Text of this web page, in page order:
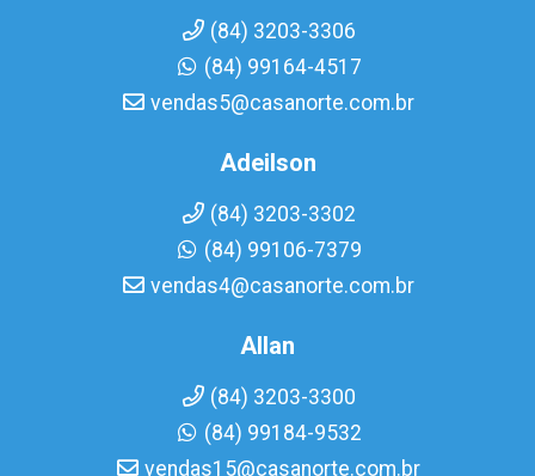
(84) 3203-3306
(84) 99164-4517
vendas5@casanorte.com.br
Adeilson
(84) 3203-3302
(84) 99106-7379
vendas4@casanorte.com.br
Allan
(84) 3203-3300
(84) 99184-9532
vendas15@casanorte.com.br